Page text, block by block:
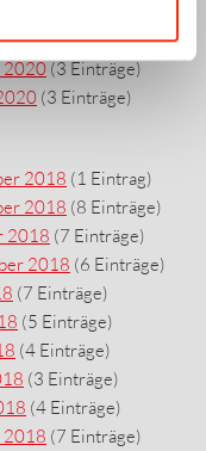
(7 Einträge)
2020(3 Einträge)
(3 Einträge)
2018 (1 Eintrag)
2018 (8 Einträge)
2018 (7 Einträge)
2018 (6 Einträge)
(7 Einträge)
(5 Einträge)
(4 Einträge)
(3 Einträge)
(4 Einträge)
2018 (7 Einträge)